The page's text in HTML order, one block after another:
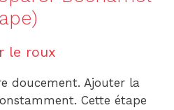
le roux
doucement. Ajouter la
Cette étape